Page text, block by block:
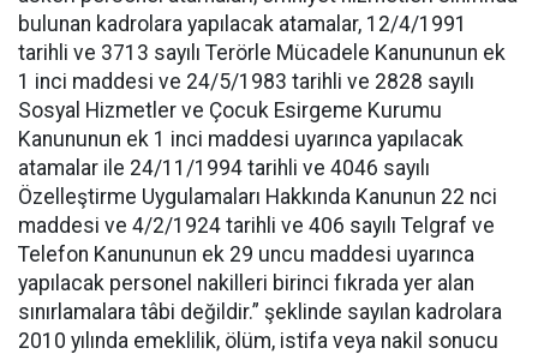
bulunan kadrolara yapılacak atamalar, 12/4/1991
tarihli ve 3713 sayılı Terörle Mücadele Kanununun ek
1 inci maddesi ve 24/5/1983 tarihli ve 2828 sayılı
Sosyal Hizmetler ve Çocuk Esirgeme Kurumu
Kanununun ek 1 inci maddesi uyarınca yapılacak
atamalar ile 24/11/1994 tarihli ve 4046 sayılı
Özelleştirme Uygulamaları Hakkında Kanunun 22 nci
maddesi ve 4/2/1924 tarihli ve 406 sayılı Telgraf ve
Telefon Kanununun ek 29 uncu maddesi uyarınca
yapılacak personel nakilleri birinci fıkrada yer alan
sınırlamalara tâbi değildir.” şeklinde sayılan kadrolara
2010 yılında emeklilik, ölüm, istifa veya nakil sonucu